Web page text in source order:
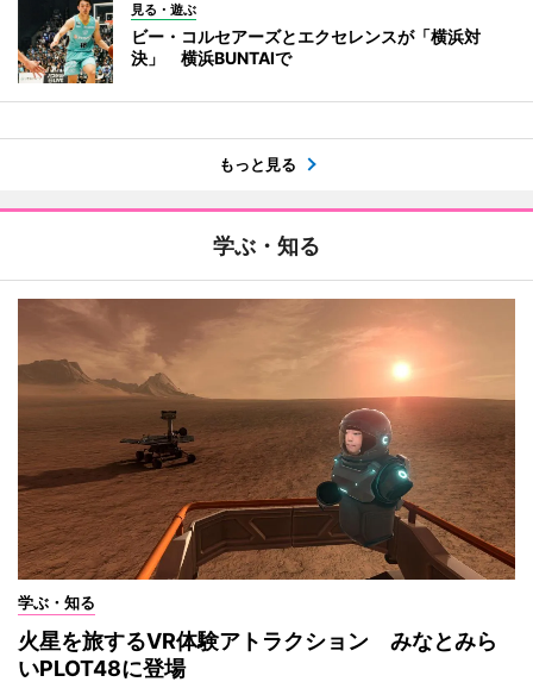
見る・遊ぶ
ビー・コルセアーズとエクセレンスが「横浜対
決」 横浜BUNTAIで
もっと見る
学ぶ・知る
学ぶ・知る
火星を旅するVR体験アトラクション みなとみら
いPLOT48に登場